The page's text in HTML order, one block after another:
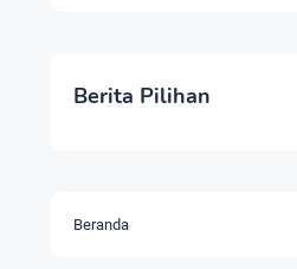
Berita Pilihan
Beranda